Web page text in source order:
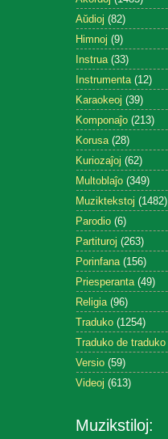
Aŭdioj (82)
Himnoj (9)
Instrua (33)
Instrumenta (12)
Karaokeoj (39)
Komponaĵo (213)
Korusa (28)
Kuriozaĵoj (62)
Multoblaĵo (349)
Muziktekstoj (1482)
Parodio (6)
Partituroj (263)
Porinfana (156)
Priesperanta (49)
Religia (96)
Traduko (1254)
Traduko de traduko
Versio (59)
Videoj (613)
Muzikstiloj: